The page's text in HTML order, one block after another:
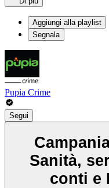
Aggiungi alla playlist
Segnala
Pupia Crime
Segui
Sanità,
conti e